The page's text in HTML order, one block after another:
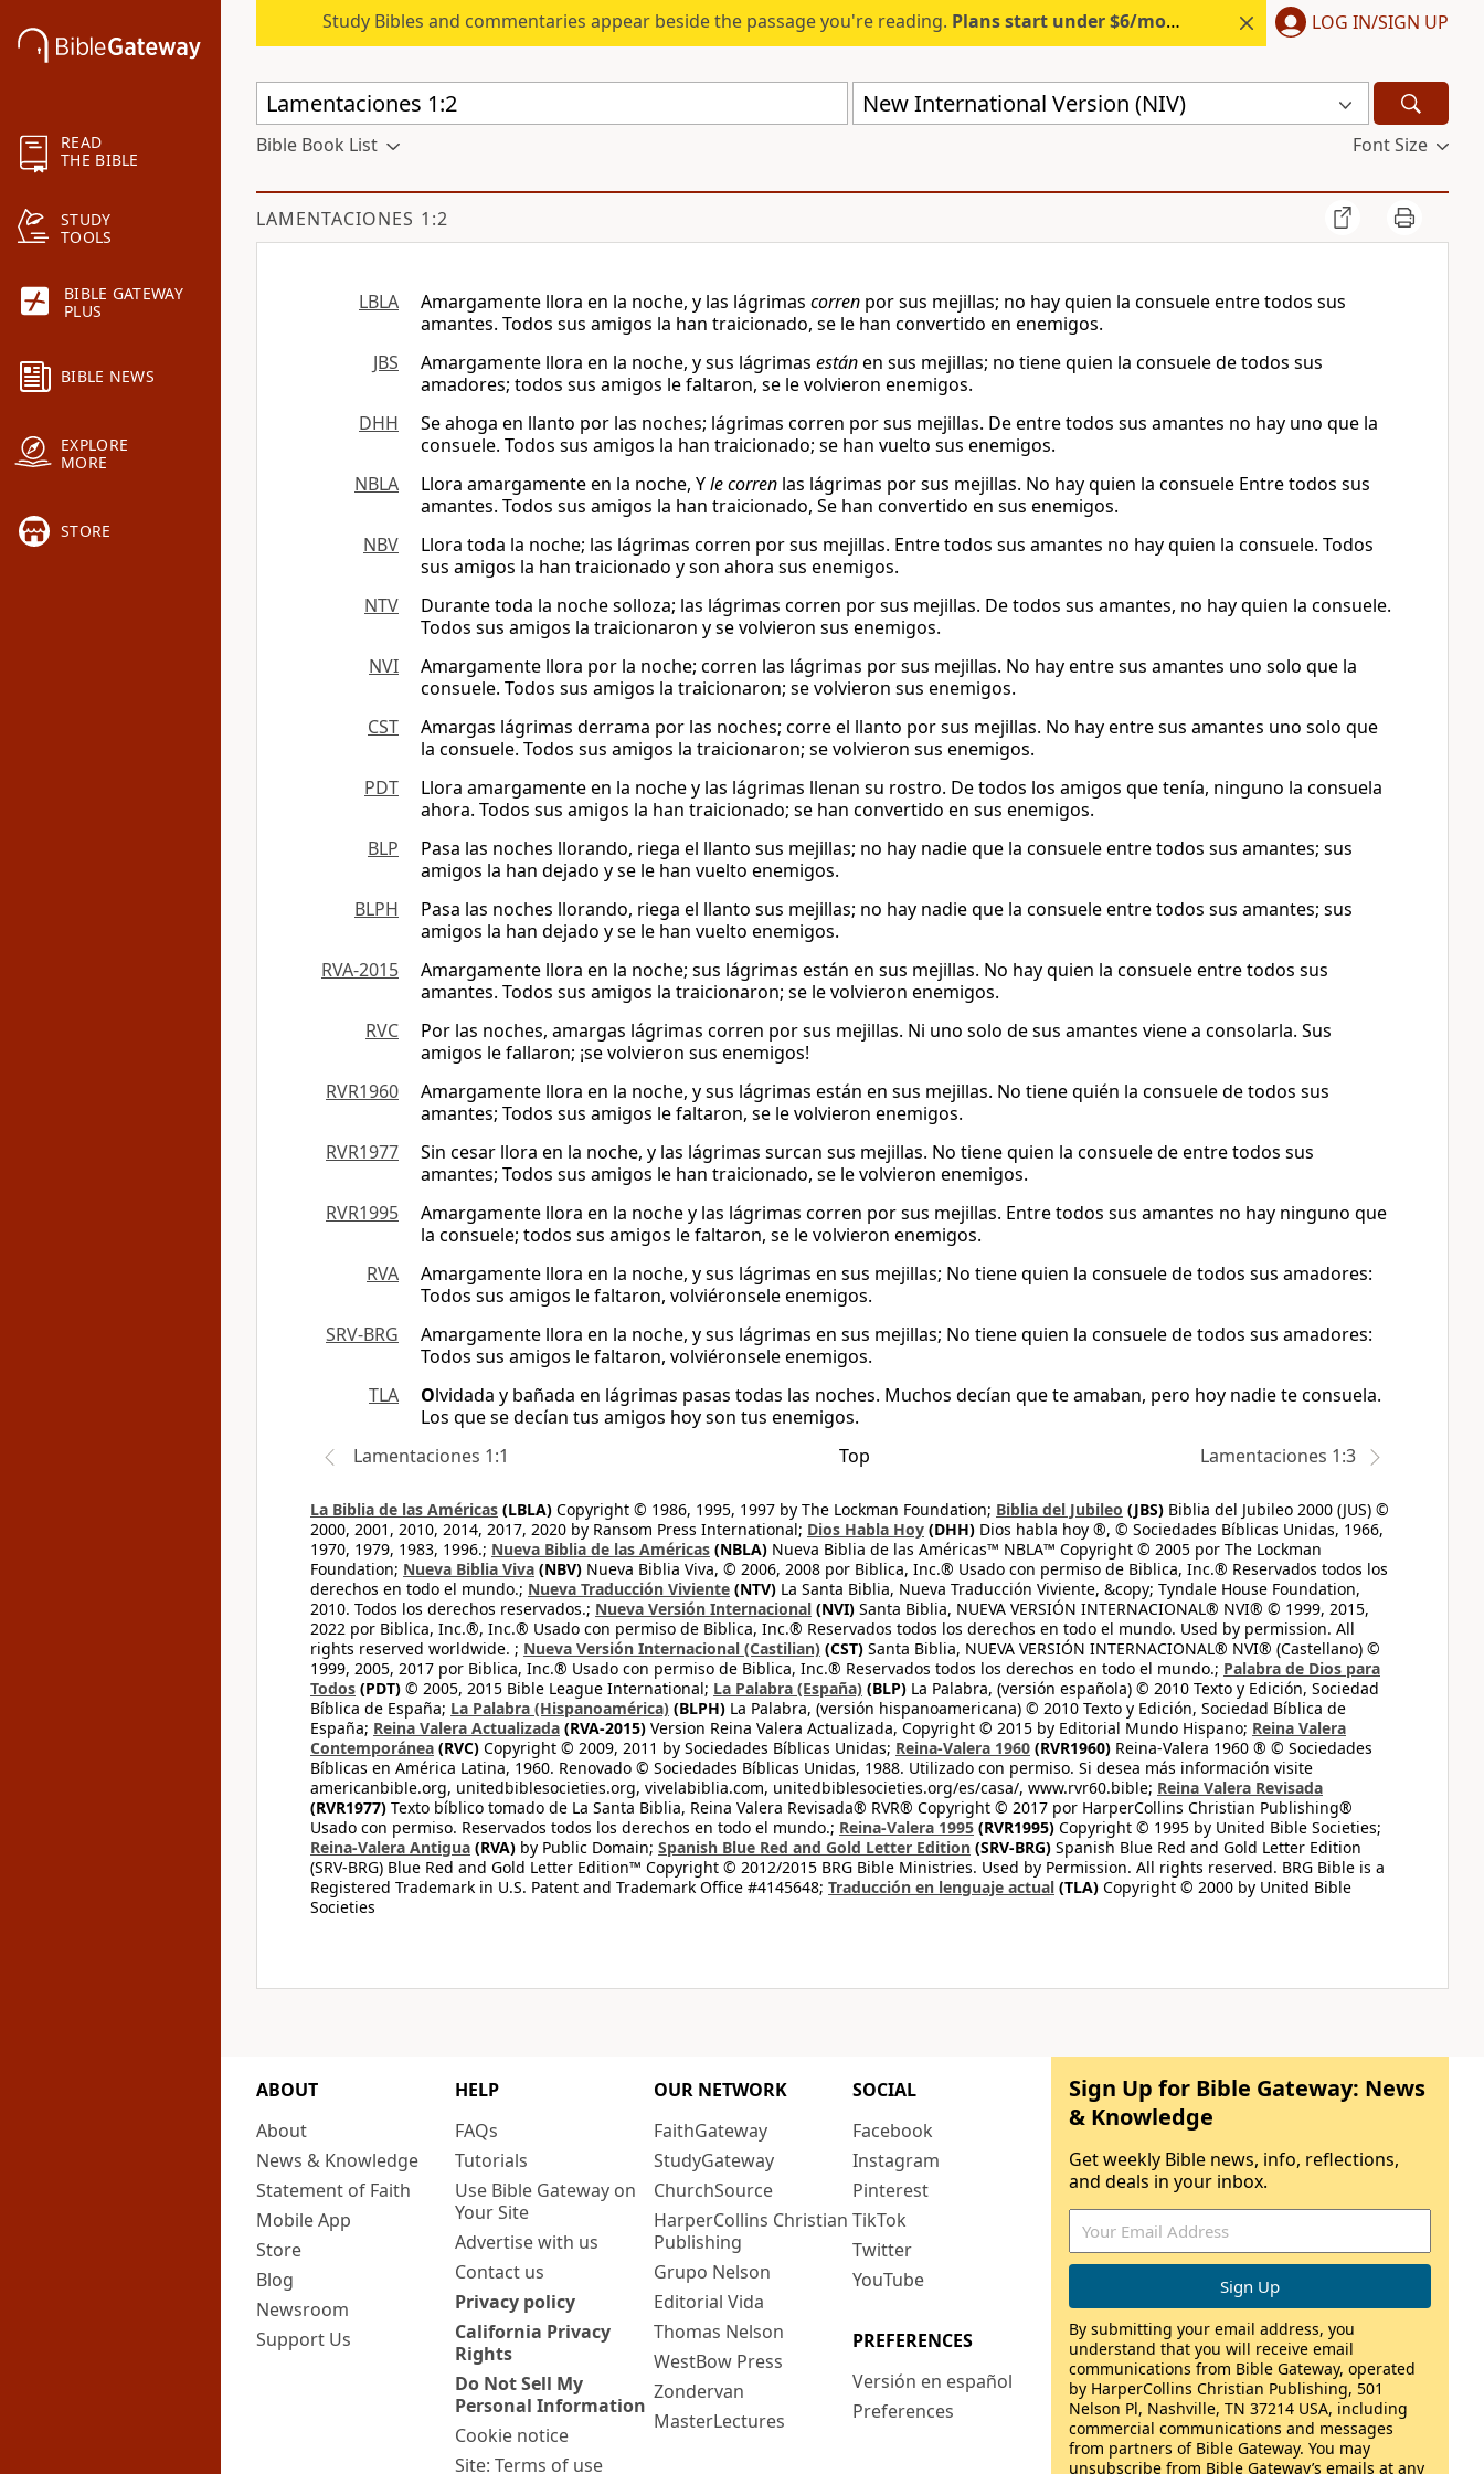
READ
THE BIBLE
STUDY
TOOLS
BIBLE GATEWAY
PLUS
BIBLE NEWS
EXPLORE
MORE
STORE
Study Bibles and commentaries appear beside the passage you're reading. Plans start under $6/month. Start free. LOG IN/SIGN UP
New International Version (NIV)
Bible Book List Font Size
LAMENTACIONES 1:2
LBLA Amargamente llora en la noche, y las lágrimas corren por sus mejillas; no hay quien la consuele entre todos sus
amantes. Todos sus amigos la han traicionado, se le han convertido en enemigos.
JBS
Amargamente llora en la noche, y sus lágrimas estánen sus mejillas; no tiene quien la consuele de todos sus
amadores; todos sus amigos le faltaron, se le volvieron enemigos.
DHH
Se ahoga en llanto por las noches; lágrimas corren por sus mejillas. De entre todos sus amantes no hay uno que la
consuele. Todos sus amigos la han traicionado; se han vuelto sus enemigos.
NBLA
Llora amargamente en la noche, Yle corren las lágrimas por sus mejillas. No hay quien la consuele Entre todos sus
amantes. Todos sus amigos la han traicionado, Se han convertido en sus enemigos.
NBV
Llora toda la noche; las lágrimas corren por sus mejillas. Entre todos sus amantes no hay quien la consuele. Todos
sus amigos la han traicionado y son ahora sus enemigos.
NTV
Durante toda la noche solloza; las lágrimas corren por sus mejillas. De todos sus amantes, no hay quien la consuele.
Todos sus amigos la traicionaron y se volvieron sus enemigos.
NVI
Amargamente llora por la noche; corren las lágrimas por sus mejillas. No hay entre sus amantes uno solo que la
consuele. Todos sus amigos la traicionaron; se volvieron sus enemigos.
CST
Amargas lágrimas derrama por las noches; corre el llanto por sus mejillas. No hay entre sus amantes uno solo que
la consuele. Todos sus amigos la traicionaron; se volvieron sus enemigos.
PDT
Llora amargamente en la noche y las lágrimas llenan su rostro. De todos los amigos que tenía, ninguno la consuela
ahora. Todos sus amigos la han traicionado; se han convertido en sus enemigos.
BLP
Pasa las noches llorando, riega el llanto sus mejillas; no hay nadie que la consuele entre todos sus amantes; sus
amigos la han dejado y se le han vuelto enemigos.
BLPH
Pasa las noches llorando, riega el llanto sus mejillas; no hay nadie que la consuele entre todos sus amantes; sus
amigos la han dejado y se le han vuelto enemigos.
RVA-2015
Amargamente llora en la noche; sus lágrimas están en sus mejillas. No hay quien la consuele entre todos sus
amantes. Todos sus amigos la traicionaron; se le volvieron enemigos.
RVC
Por las noches, amargas lágrimas corren por sus mejillas. Ni uno solo de sus amantes viene a consolarla. Sus
amigos le fallaron; ¡se volvieron sus enemigos!
RVR1960
Amargamente llora en la noche, y sus lágrimas están en sus mejillas. No tiene quién la consuele de todos sus
amantes; Todos sus amigos le faltaron, se le volvieron enemigos.
RVR1977
Sin cesar llora en la noche, y las lágrimas surcan sus mejillas. No tiene quien la consuele de entre todos sus
amantes; Todos sus amigos le han traicionado, se le volvieron enemigos.
RVR1995
Amargamente llora en la noche y las lágrimas corren por sus mejillas. Entre todos sus amantes no hay ninguno que
la consuele; todos sus amigos le faltaron, se le volvieron enemigos.
RVA
Amargamente llora en la noche, y sus lágrimas en sus mejillas; No tiene quien la consuele de todos sus amadores:
Todos sus amigos le faltaron, volviéronsele enemigos.
SRV-BRG
Amargamente llora en la noche, y sus lágrimas en sus mejillas; No tiene quien la consuele de todos sus amadores:
Todos sus amigos le faltaron, volviéronsele enemigos.
TLA
Olvidada y bañada en lágrimas pasas todas las noches. Muchos decían que te amaban, pero hoy nadie te consuela.
Los que se decían tus amigos hoy son tus enemigos.
Lamentaciones 1:1
Top Lamentaciones 1:3
La Biblia de las Américas (LBLA) Copyright © 1986, 1995, 1997 by The Lockman Foundation; Biblia del Jubileo (JBS) Biblia del Jubileo 2000 (JUS) ©
2000, 2001, 2010, 2014, 2017, 2020 by Ransom Press International; Dios Habla Hoy (DHH) Dios habla hoy ®, © Sociedades Bíblicas Unidas, 1966,
1970, 1979, 1983, 1996.; Nueva Biblia de las Américas (NBLA) Nueva Biblia de las Américas™ NBLA™ Copyright © 2005 por The Lockman
Foundation; Nueva Biblia Viva (NBV) Nueva Biblia Viva, © 2006, 2008 por Biblica, Inc.® Usado con permiso de Biblica, Inc.® Reservados todos los
derechos en todo el mundo.; Nueva Traducción Viviente (NTV) La Santa Biblia, Nueva Traducción Viviente, &copy; Tyndale House Foundation,
2010. Todos los derechos reservados.; Nueva Versión Internacional (NVI) Santa Biblia, NUEVA VERSIÓN INTERNACIONAL® NVI® © 1999, 2015,
2022 por Biblica, Inc.®, Inc.® Usado con permiso de Biblica, Inc.® Reservados todos los derechos en todo el mundo. Used by permission. All
rights reserved worldwide. ; Nueva Versión Internacional (Castilian) (CST) Santa Biblia, NUEVA VERSIÓN INTERNACIONAL® NVI® (Castellano) ©
1999, 2005, 2017 por Biblica, Inc.® Usado con permiso de Biblica, Inc.® Reservados todos los derechos en todo el mundo.; Palabra de Dios para
Todos (PDT) © 2005, 2015 Bible League International; La Palabra (España) (BLP) La Palabra, (versión española) © 2010 Texto y Edición, Sociedad
Bíblica de España; La Palabra (Hispanoamérica) (BLPH) La Palabra, (versión hispanoamericana) © 2010 Texto y Edición, Sociedad Bíblica de
España; Reina Valera Actualizada (RVA-2015) Version Reina Valera Actualizada, Copyright © 2015 by Editorial Mundo Hispano; Reina Valera
Contemporánea (RVC) Copyright © 2009, 2011 by Sociedades Bíblicas Unidas; Reina-Valera 1960 (RVR1960) Reina-Valera 1960 ® © Sociedades
Bíblicas en América Latina, 1960. Renovado © Sociedades Bíblicas Unidas, 1988. Utilizado con permiso. Si desea más información visite
americanbible.org, unitedbiblesocieties.org, vivelabiblia.com, unitedbiblesocieties.org/es/casa/, www.rvr60.bible; Reina Valera Revisada
(RVR1977) Texto bíblico tomado de La Santa Biblia, Reina Valera Revisada® RVR® Copyright © 2017 por HarperCollins Christian Publishing®
Usado con permiso. Reservados todos los derechos en todo el mundo.; Reina-Valera 1995 (RVR1995) Copyright © 1995 by United Bible Societies;
Reina-Valera Antigua (RVA) by Public Domain; Spanish Blue Red and Gold Letter Edition (SRV-BRG) Spanish Blue Red and Gold Letter Edition
(SRV-BRG) Blue Red and Gold Letter Edition™ Copyright © 2012/2015 BRG Bible Ministries. Used by Permission. All rights reserved. BRG Bible is a
Registered Trademark in U.S. Patent and Trademark Office #4145648; Traducción en lenguaje actual (TLA) Copyright © 2000 by United Bible
Societies
ABOUT
About
News & Knowledge
Statement of Faith
Mobile App
Store
Blog
Newsroom
Support Us
HELP
FAQs
Tutorials
Use Bible Gateway on
Your Site
Advertise with us
Contact us
Privacy policy
California Privacy
Rights
Do Not Sell My
Personal Information
Cookie notice
Site: Terms of use
OUR NETWORK
FaithGateway
StudyGateway
ChurchSource
HarperCollins Christian
Publishing
Grupo Nelson
Editorial Vida
Thomas Nelson
WestBow Press
Zondervan
MasterLectures
SOCIAL
Facebook
Instagram
Pinterest
TikTok
Twitter
YouTube
PREFERENCES
Versión en español
Preferences
Sign Up for Bible Gateway: News
& Knowledge
Get weekly Bible news, info, reflections,
and deals in your inbox.
By submitting your email address, you
understand that you will receive email
communications from Bible Gateway, operated
by HarperCollins Christian Publishing, 501
Nelson Pl, Nashville, TN 37214 USA, including
commercial communications and messages
from partners of Bible Gateway. You may
unsubscribe from Bible Gateway’s emails at any